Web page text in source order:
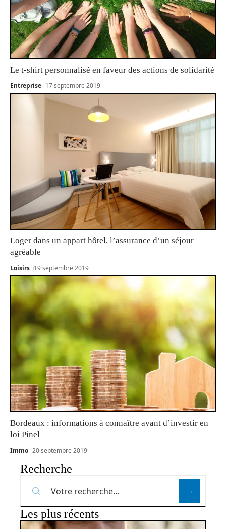
Le t-shirt personnalisé en faveur des actions de solidarité
Entreprise 17 septembre 2019
Loger dans un appart hôtel, l’assurance d’un séjour
agréable
Loisirs 19 septembre 2019
Bordeaux : informations à connaître avant d’investir en
loi Pinel
Immo 20 septembre 2019
Recherche
Les plus récents